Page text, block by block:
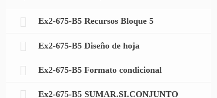
Ex2-675-B5 Recursos Bloque 5
Ex2-675-B5 Diseño de hoja
Ex2-675-B5 Formato condicional
Ex2-675-B5 SUMAR.SI.CONJUNTO